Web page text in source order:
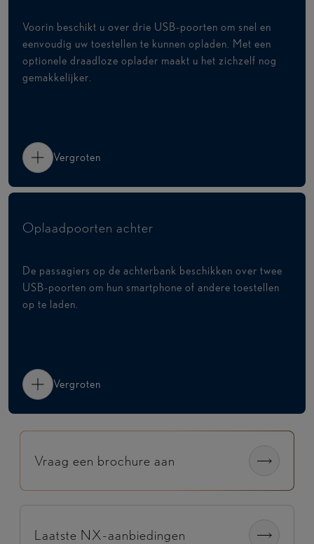
Voorin beschikt u over drie USB-poorten om snel en
eenvoudig uw toestellen te kunnen opladen. Met een
optionele draadloze oplader maakt u het zichzelf nog
gemakkelijker.
Vergroten
Oplaadpoorten achter
De passagiers op de achterbank beschikken over twee
USB-poorten om hun smartphone of andere toestellen
op te laden.
Vergroten
Vraag een brochure aan
Laatste NX-aanbiedingen